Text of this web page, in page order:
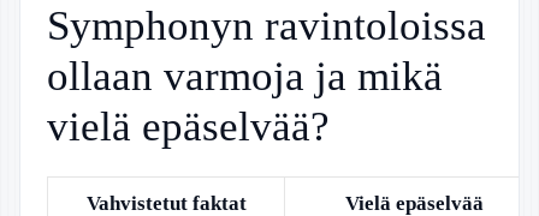
Symphonyn ravintoloissa
ollaan varmoja ja mikä
vielä epäselvää?
Vahvistetut faktat Vielä epäselvää